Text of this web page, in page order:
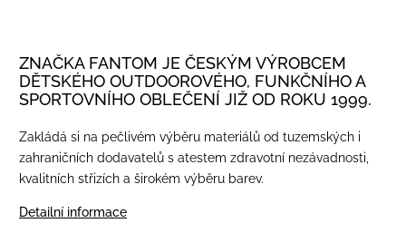
ZNAČKA FANTOM JE ČESKÝM VÝROBCEM
DĚTSKÉHO OUTDOOROVÉHO, FUNKČNÍHO A
SPORTOVNÍHO OBLEČENÍ JIŽ OD ROKU 1999.
Zakládá si na pečlivém výběru materiálů od tuzemských i
zahraničních dodavatelů s atestem zdravotní nezávadnosti,
kvalitních střizích a širokém výběru barev.
Detailní informace